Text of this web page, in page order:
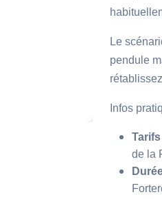
Le
pendule
Infos
Tarifs
de la